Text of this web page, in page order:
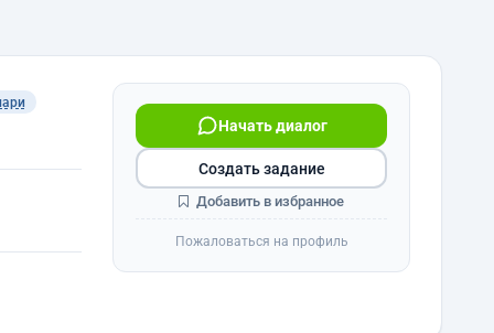
Начать диалог
Создать задание
Добавить в избранное
Пожаловаться на профиль